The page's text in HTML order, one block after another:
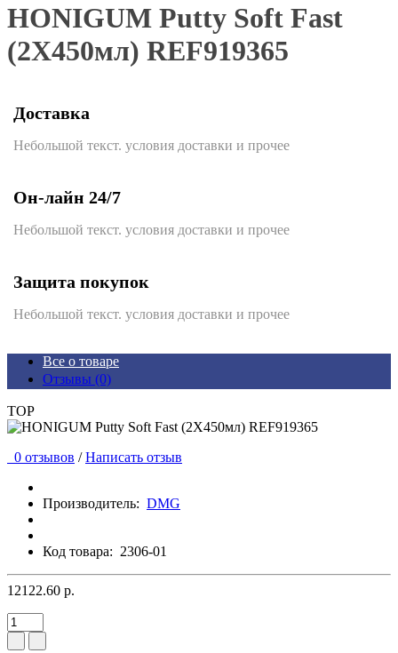
HONIGUM Putty Soft Fast
(2Х450мл) REF919365
Доставка
Небольшой текст. условия доставки и прочее
Он-лайн 24/7
Небольшой текст. условия доставки и прочее
Защита покупок
Небольшой текст. условия доставки и прочее
Все о товаре
Отзывы (0)
TOP
0 отзывов / Написать отзыв
Производитель: DMG
Код товара: 2306-01
12122.60 р.